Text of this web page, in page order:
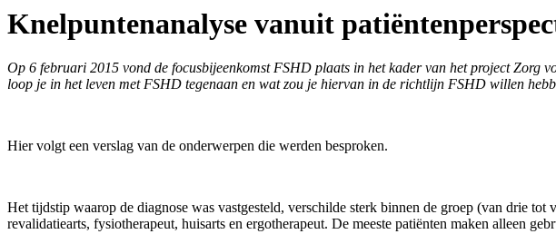
Knelpuntenanalyse vanuit
Op 6 februari 2015 vond de focusbijeenkomst FSHD plaats in het kader van het project Zorg
loop je in het leven met FSHD tegenaan en wat zou je hiervan in de richtlijn FSHD willen
Hier volgt een verslag van de onderwerpen die werden besproken.
Het tijdstip waarop de diagnose was vastgesteld, verschilde sterk binnen de groep (van drie
revalidatiearts, fysiotherapeut, huisarts en ergotherapeut. De meeste patiënten maken alleen